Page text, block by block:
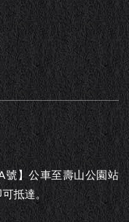
號】公車至壽山公園站
抵達。